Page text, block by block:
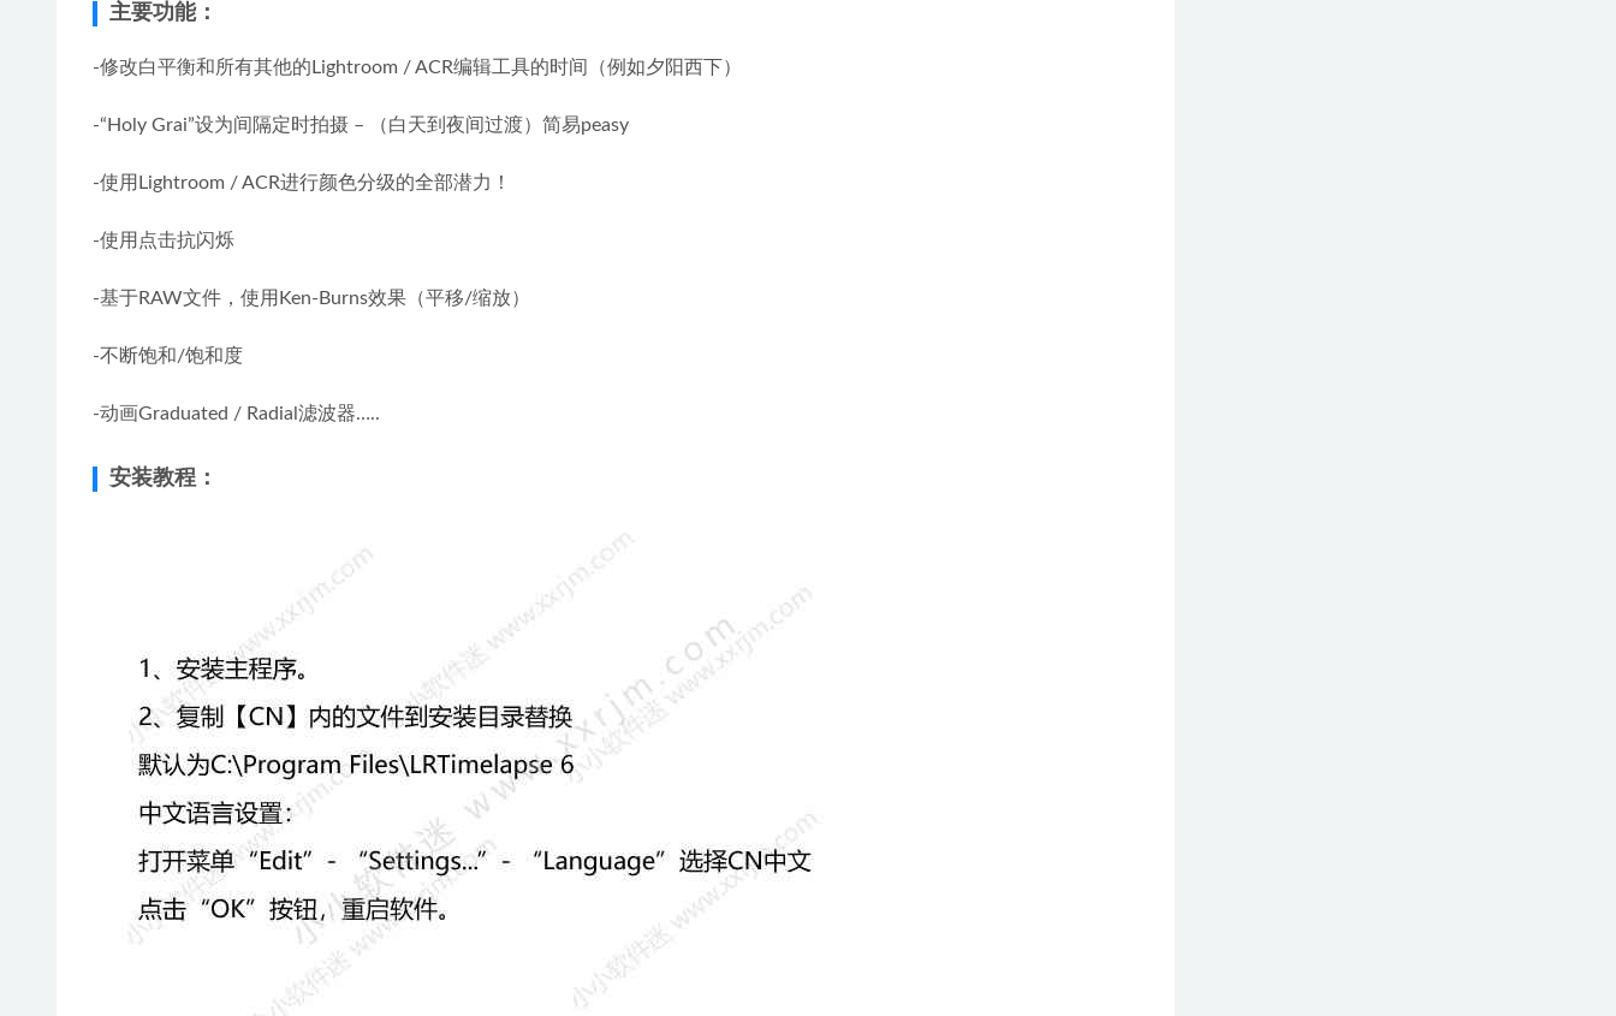
主要功能：
-修改白平衡和所有其他的Lightroom / ACR编辑工具的时间（例如夕阳西下）
-“Holy Grai”设为间隔定时拍摄 – （白天到夜间过渡）简易peasy
-使用Lightroom / ACR进行颜色分级的全部潜力！
-使用点击抗闪烁
-基于RAW文件，使用Ken-Burns效果（平移/缩放）
-不断饱和/饱和度
-动画Graduated / Radial滤波器…..
安装教程：